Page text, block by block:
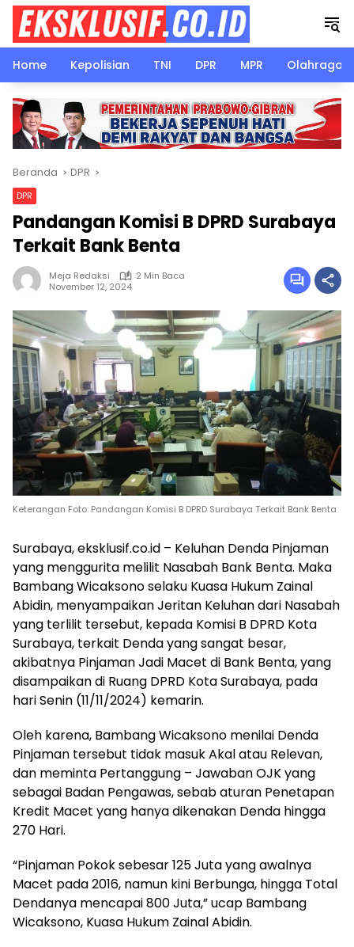
Langsung
konten
Home
Kepolisian TNI DPR MPR Olahraga
Beranda DPR
DPR
Pandangan Komisi B DPRD Surabaya
Terkait Bank Benta
Meja Redaksi
2 Min Baca
November 12, 2024
Keterangan Foto: Pandangan Komisi B DPRD Surabaya Terkait Bank Benta
Surabaya, eksklusif.co.id – Keluhan Denda Pinjaman
yang menggurita melilit Nasabah Bank Benta. Maka
Bambang Wicaksono selaku Kuasa Hukum Zainal
Abidin, menyampaikan Jeritan Keluhan dari Nasabah
yang terlilit tersebut, kepada Komisi B DPRD Kota
Surabaya, terkait Denda yang sangat besar,
akibatnya Pinjaman Jadi Macet di Bank Benta, yang
disampaikan di Ruang DPRD Kota Surabaya, pada
hari Senin (11/11/2024) kemarin.
Oleh karena, Bambang Wicaksono menilai Denda
Pinjaman tersebut tidak masuk Akal atau Relevan,
dan meminta Pertanggung – Jawaban OJK yang
sebagai Badan Pengawas, sebab aturan Penetapan
Kredit Macet yang hanya dikenakan Denda hingga
270 Hari.
“Pinjaman Pokok sebesar 125 Juta yang awalnya
Macet pada 2016, namun kini Berbunga, hingga Total
Dendanya mencapai 800 Juta,” ucap Bambang
Wicaksono, Kuasa Hukum Zainal Abidin.